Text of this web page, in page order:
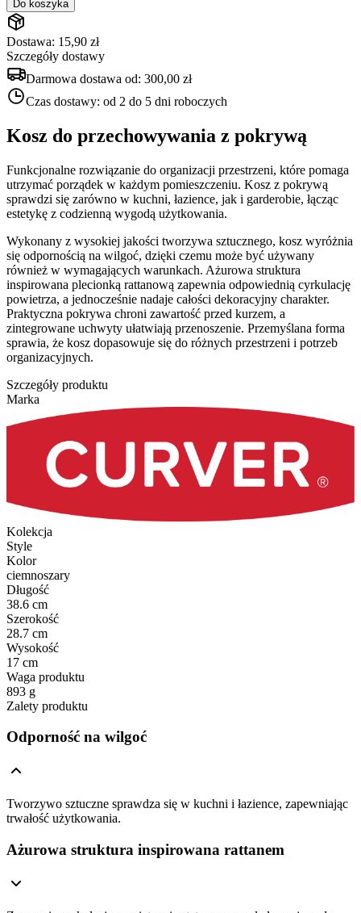
Do koszyka
Dostawa: 15,90 zł
Szczegóły dostawy
Darmowa dostawa od: 300,00 zł
Czas dostawy: od 2 do 5 dni roboczych
Kosz do przechowywania z pokrywą
Funkcjonalne rozwiązanie do organizacji przestrzeni, które pomaga
utrzymać porządek w każdym pomieszczeniu. Kosz z pokrywą
sprawdzi się zarówno w kuchni, łazience, jak i garderobie, łącząc
estetykę z codzienną wygodą użytkowania.
Wykonany z wysokiej jakości tworzywa sztucznego, kosz wyróżnia
się odpornością na wilgoć, dzięki czemu może być używany
również w wymagających warunkach. Ażurowa struktura
inspirowana plecionką rattanową zapewnia odpowiednią cyrkulację
powietrza, a jednocześnie nadaje całości dekoracyjny charakter.
Praktyczna pokrywa chroni zawartość przed kurzem, a
zintegrowane uchwyty ułatwiają przenoszenie. Przemyślana forma
sprawia, że kosz dopasowuje się do różnych przestrzeni i potrzeb
organizacyjnych.
Szczegóły produktu
Marka
Kolekcja
Style
Kolor
ciemnoszary
Długość
38.6 cm
Szerokość
28.7 cm
Wysokość
17 cm
Waga produktu
893 g
Zalety produktu
Odporność na wilgoć
Tworzywo sztuczne sprawdza się w kuchni i łazience, zapewniając
trwałość użytkowania.
Ażurowa struktura inspirowana rattanem